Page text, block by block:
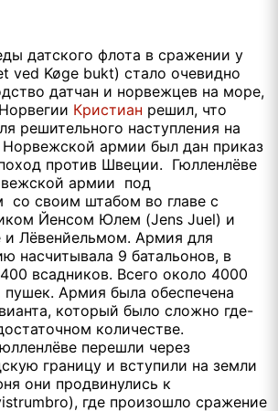
датского флота в сражении у
ved Køge bukt) стало очевидно
датчан и норвежцев на море,
Кристиан решил, что
решительного наступления на
армии был дан приказ
против Швеции. Гюлленлёве
армии под
со своим штабом во главе с
Йенсом Юлем (Jens Juel) и
и Лёвенйельмом. Армия для
насчитывала 9 батальонов, в
всадников. Всего около 4000
пушек. Армия была обеспечена
который было сложно где-
количестве.
перешли через
границу и вступили на земли
они продвинулись к
где произошло сражение